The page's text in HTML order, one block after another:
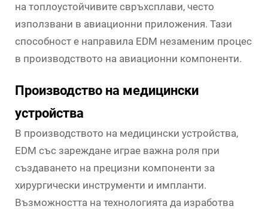
на топлоустойчивите свръхсплави, често
използвани в авиационни приложения. Тази
способност е направила EDM незаменим процес
в производството на авиационни компоненти.
Производство на медицински
устройства
В производството на медицински устройства,
EDM със зареждане играе важна роля при
създаването на прецизни компоненти за
хирургически инструменти и импланти.
Възможността на технологията да изработва